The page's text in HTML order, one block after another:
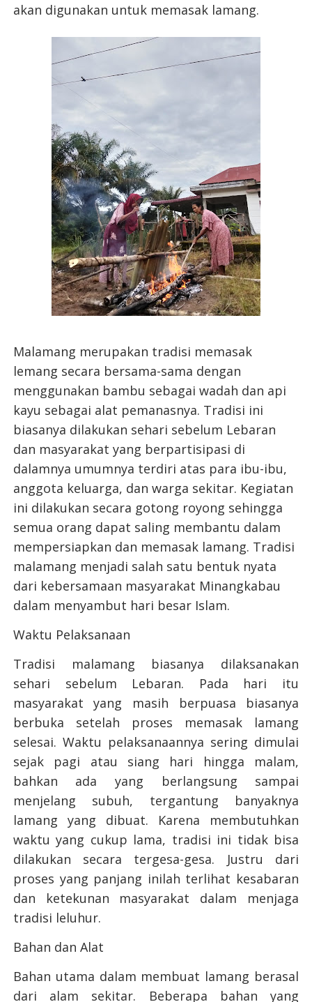
akan digunakan untuk memasak lamang.
Malamang merupakan tradisi memasak
lemang secara bersama-sama dengan
menggunakan bambu sebagai wadah dan api
kayu sebagai alat pemanasnya. Tradisi ini
biasanya dilakukan sehari sebelum Lebaran
dan masyarakat yang berpartisipasi di
dalamnya umumnya terdiri atas para ibu-ibu,
anggota keluarga, dan warga sekitar. Kegiatan
ini dilakukan secara gotong royong sehingga
semua orang dapat saling membantu dalam
mempersiapkan dan memasak lamang. Tradisi
malamang menjadi salah satu bentuk nyata
dari kebersamaan masyarakat Minangkabau
dalam menyambut hari besar Islam.
Waktu Pelaksanaan
Tradisi malamang biasanya dilaksanakan
sehari sebelum Lebaran. Pada hari itu
masyarakat yang masih berpuasa biasanya
berbuka setelah proses memasak lamang
selesai. Waktu pelaksanaannya sering dimulai
sejak pagi atau siang hari hingga malam,
bahkan ada yang berlangsung sampai
menjelang subuh, tergantung banyaknya
lamang yang dibuat. Karena membutuhkan
waktu yang cukup lama, tradisi ini tidak bisa
dilakukan secara tergesa-gesa. Justru dari
proses yang panjang inilah terlihat kesabaran
dan ketekunan masyarakat dalam menjaga
tradisi leluhur.
Bahan dan Alat
Bahan utama dalam membuat lamang berasal
dari alam sekitar. Beberapa bahan yang